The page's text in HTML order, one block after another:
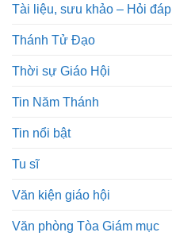
Tài liệu, sưu khảo – Hỏi đáp
Thánh Tử Đạo
Thời sự Giáo Hội
Tin Năm Thánh
Tin nổi bật
Tu sĩ
Văn kiện giáo hội
Văn phòng Tòa Giám mục